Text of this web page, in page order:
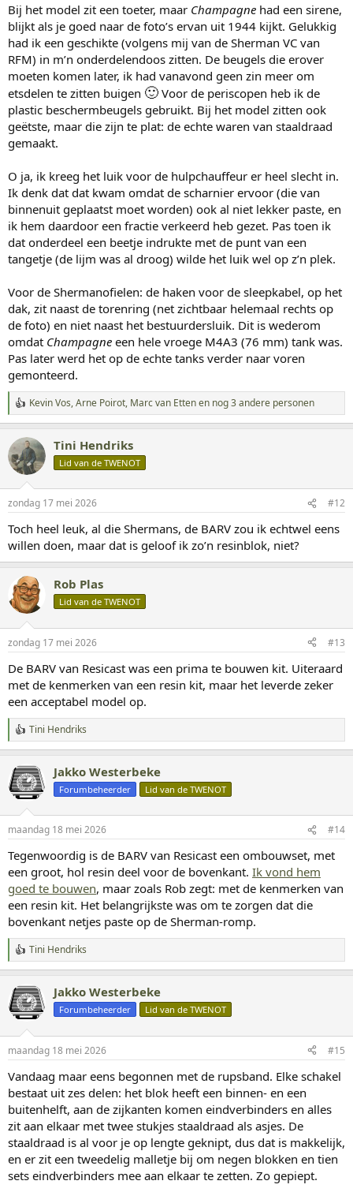
Bij het model zit een toeter, maar Champagne had een sirene,
blijkt als je goed naar de foto’s ervan uit 1944 kijkt. Gelukkig
had ik een geschikte (volgens mij van de Sherman VC van
RFM) in m’n onderdelendoos zitten. De beugels die erover
moeten komen later, ik had vanavond geen zin meer om
etsdelen te zitten buigen 🙂 Voor de periscopen heb ik de
plastic beschermbeugels gebruikt. Bij het model zitten ook
geëtste, maar die zijn te plat: de echte waren van staaldraad
gemaakt.
O ja, ik kreeg het luik voor de hulpchauffeur er heel slecht in.
Ik denk dat dat kwam omdat de scharnier ervoor (die van
binnenuit geplaatst moet worden) ook al niet lekker paste, en
ik hem daardoor een fractie verkeerd heb gezet. Pas toen ik
dat onderdeel een beetje indrukte met de punt van een
tangetje (de lijm was al droog) wilde het luik wel op z’n plek.
Voor de Shermanofielen: de haken voor de sleepkabel, op het
dak, zit naast de torenring (net zichtbaar helemaal rechts op
de foto) en niet naast het bestuurdersluik. Dit is wederom
omdat Champagne een hele vroege M4A3 (76 mm) tank was.
Pas later werd het op de echte tanks verder naar voren
gemonteerd.
W
a
r
d
e
n
e
n
:
Kevin Vos,Arne Ρоirοt, Marc van Ettenen nog 3 andere personen
Tini Hendriks
Lid van de TWENOT
zondag 17 mei 2026 #12
Toch heel leuk, al die Shermans, de BARV zou ik echtwel eens
willen doen, maar dat is geloof ik zo’n resinblok, niet?
Rob Plas
Lid van de TWENOT
zondag 17 mei 2026 #13
De BARV van Resicast was een prima te bouwen kit. Uiteraard
met de kenmerken van een resin kit, maar het leverde zeker
een acceptabel model op.
W
a
r
d
e
n
e
n
:
Tini Hendriks
Jakko Westerbeke
Forumbeheerder Lid van de TWENOT
maandag 18 mei 2026 #14
Tegenwoordig is de BARV van Resicast een ombouwset, met
een groot, hol resin deel voor de bovenkant. Ik vond hem
goed te bouwen, maar zoals Rob zegt: met de kenmerken van
een resin kit. Het belangrijkste was om te zorgen dat die
bovenkant netjes paste op de Sherman-romp.
W
a
r
d
e
n
e
n
:
Tini Hendriks
Jakko Westerbeke
Forumbeheerder Lid van de TWENOT
maandag 18 mei 2026 #15
Vandaag maar eens begonnen met de rupsband. Elke schakel
bestaat uit zes delen: het blok heeft een binnen- en een
buitenhelft, aan de zijkanten komen eindverbinders en alles
zit aan elkaar met twee stukjes staaldraad als asjes. De
staaldraad is al voor je op lengte geknipt, dus dat is makkelijk,
en er zit een tweedelig malletje bij om negen blokken en tien
sets eindverbinders mee aan elkaar te zetten. Zo gepiept.